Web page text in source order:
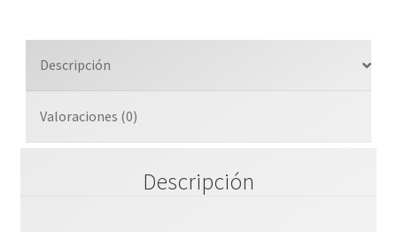
En
Sitio
Descripción
Valoraciones (0)
Descripción